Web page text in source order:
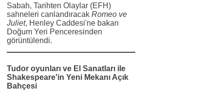
Sabah, Tarihten Olaylar (EFH)
sahneleri canlandıracak Romeo ve
Juliet, Henley Caddesi'ne bakan
Doğum Yeri Penceresinden
görüntülendi.
Tudor oyunları ve El Sanatları ile
Shakespeare'in Yeni Mekanı Açık
Bahçesi